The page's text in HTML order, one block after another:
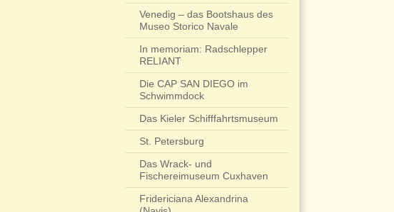
Venedig – das Bootshaus des
Museo Storico Navale
In memoriam: Radschlepper
RELIANT
Die CAP SAN DIEGO im
Schwimmdock
Das Kieler Schifffahrtsmuseum
St. Petersburg
Das Wrack- und
Fischereimuseum Cuxhaven
Fridericiana Alexandrina